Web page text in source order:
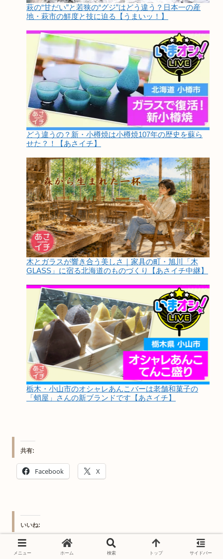
萩の“甘だい”と若狭の“グジ”はどう違う？日本一の産
地・萩市の鮮度と技に迫る【うまいッ！】
どう違うの？新・小樽焼は小樽焼107年の歴史を蘇ら
せた？！【あさイチ】
木とガラスが響き合う美しさ｜家具の町・旭川「木
GLASS」に宿る北海道のものづくり【あさイチ中継】
栃木・小山市のオシャレあんこバーは老舗和菓子の
「蛸屋」さんの新ブランドです【あさイチ】
共有:
Facebook X
いいね:
メニュー ホーム 検索 トップ サイドバー